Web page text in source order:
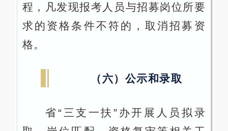
程，凡发现报考人员与招募岗位所要
求的资格条件不符的，取消招募资
格。
（六）公示和录取
省“三支一扶”办开展人员拟录